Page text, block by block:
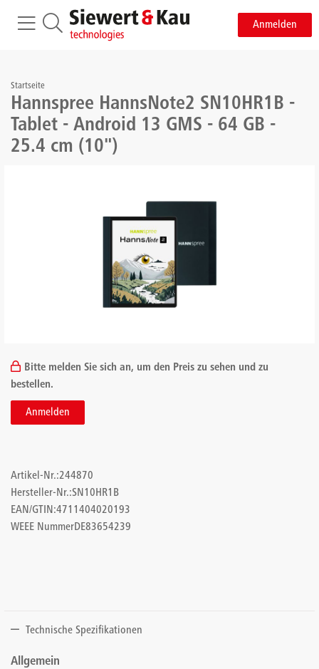
Anmelden
Startseite
Hannspree HannsNote2 SN10HR1B -
Tablet - Android 13 GMS - 64 GB -
25.4 cm (10")
Bitte melden Sie sich an, um den Preis zu sehen und zu
bestellen.
Anmelden
Artikel-Nr.:244870
Hersteller-Nr.:SN10HR1B
EAN/GTIN:4711404020193
WEEE NummerDE83654239
Technische Spezifikationen
Allgemein